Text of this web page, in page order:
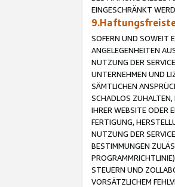
EINGESCHRÄNKT
SOFERN UND SOWEIT
ANGELEGENHEITEN
NUTZUNG DER
UNTERNEHMEN UND
SÄMTLICHEN
SCHADLOS ZUHALTEN,
IHRER WEBSITE ODER
FERTIGUNG,
NUTZUNG DER
BESTIMMUNGEN
STEUERN UND
VORSÄTZLICHEM